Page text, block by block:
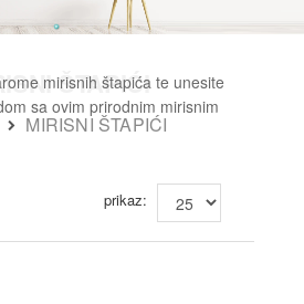
ŠTAPIĆI
MIRISNI ŠTAPIĆI
mirisnih štapića te unesite
sa ovim prirodnim mirisnim
prikaz: